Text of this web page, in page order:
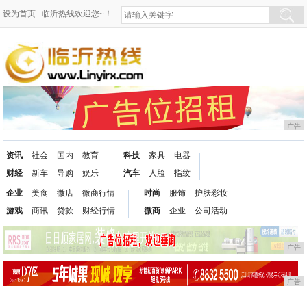
设为首页 临沂热线欢迎您~！
广告
资讯
财经
社会
新车
国内
导购
教育
娱乐
科技
汽车
家具
人脸
电器
指纹
企业
游戏
美食
商讯
微店
贷款
微商行情
财经行情
时尚
微商
服饰
企业
护肤彩妆
公司活动
广告
广告